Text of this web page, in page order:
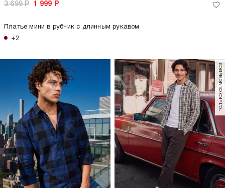
3 699Р 1 999 Р
Платье мини в рубчик с длинным рукавом
+2
только самовывоз